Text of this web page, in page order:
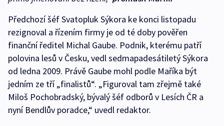
Předchozí šéf Svatopluk Sýkora ke konci listopadu
rezignoval a řízením firmy je od té doby pověřen
finanční ředitel Michal Gaube. Podnik, kterému patří
polovina lesů v Česku, vedl sedmapadesátiletý Sýkora
od ledna 2009. Právě Gaube mohl podle Maříka být
jedním ze tří „finalistů“. „Figuroval tam zřejmě také
Miloš Pochobradský, bývalý šéf odborů v Lesích ČR a
nyní Bendlův poradce,“ uvedl redaktor.